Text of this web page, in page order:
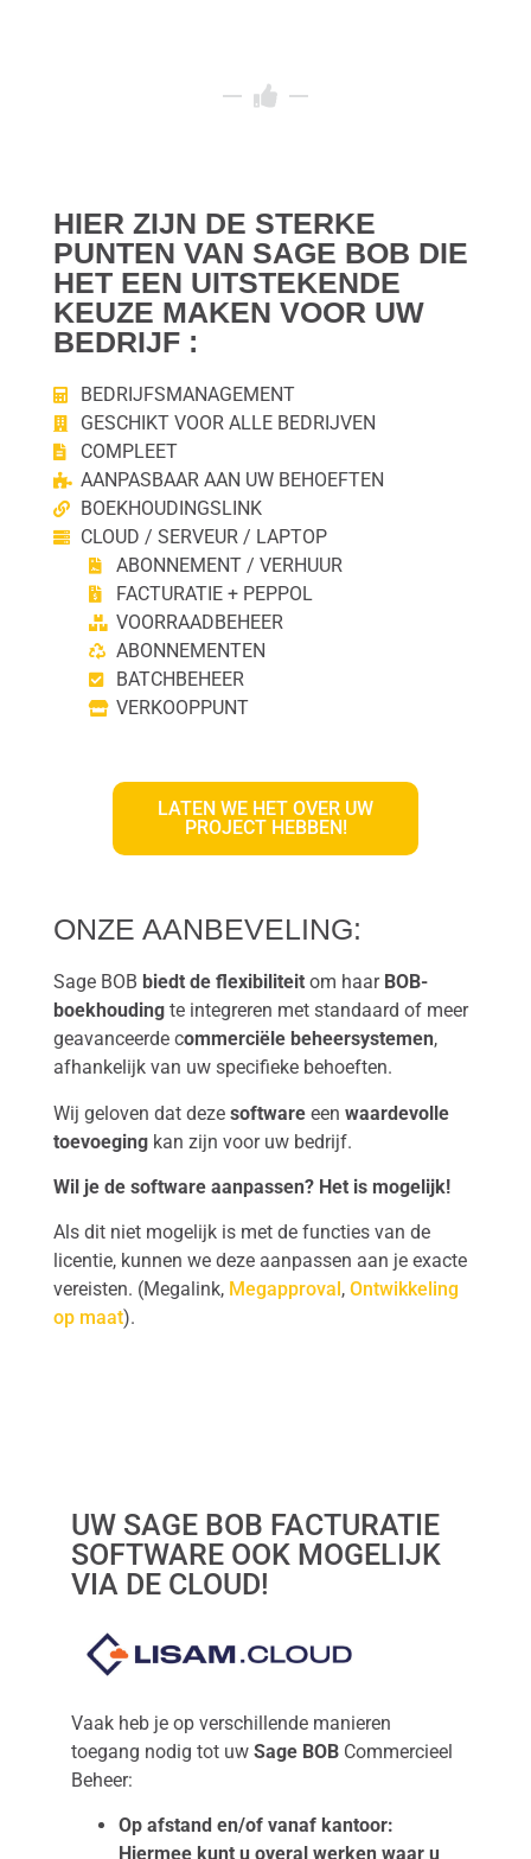
ONZE AANBEVELING:
Sage BOB biedt de flexibiliteit om haar BOB-
boekhouding te integreren met standaard of meer
geavanceerde commerciële beheersystemen,
afhankelijk van uw specifieke behoeften.
Wij geloven dat deze software een waardevolle
toevoeging kan zijn voor uw bedrijf.
Wil je de software aanpassen? Het is mogelijk!
Als dit niet mogelijk is met de functies van de
licentie, kunnen we deze aanpassen aan je exacte
vereisten. (Megalink, Megapproval , Ontwikkeling
op maat).
HIER ZIJN DE STERKE
PUNTEN VAN SAGE BOB DIE
HET EEN UITSTEKENDE
KEUZE MAKEN VOOR UW
BEDRIJF :
BEDRIJFSMANAGEMENT
GESCHIKT VOOR ALLE BEDRIJVEN
COMPLEET
AANPASBAAR AAN UW BEHOEFTEN
BOEKHOUDINGSLINK
CLOUD / SERVEUR / LAPTOP
ABONNEMENT / VERHUUR
FACTURATIE + PEPPOL
VOORRAADBEHEER
ABONNEMENTEN
BATCHBEHEER
VERKOOPPUNT
LATEN WE HET OVER UW
PROJECT HEBBEN!
UW SAGE BOB FACTURATIE
SOFTWARE OOK MOGELIJK
VIA DE CLOUD!
Vaak heb je op verschillende manieren
toegang nodig tot uw Sage BOB Commercieel
Beheer:
Op afstand en/of vanaf kantoor:
Hiermee kunt u overal werken waar u